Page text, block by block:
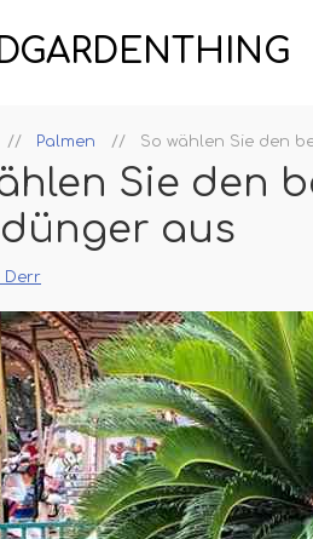
Palmen So wählen Sie den
Sie den
aus
Derr